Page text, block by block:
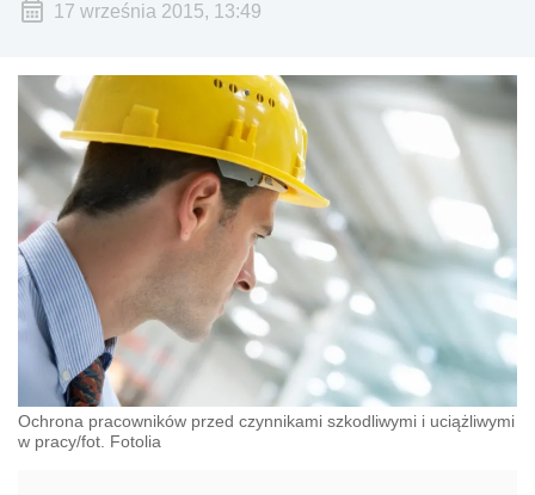
17 września 2015, 13:49
Ochrona pracowników przed czynnikami szkodliwymi i uciążliwymi
w pracy/fot. Fotolia